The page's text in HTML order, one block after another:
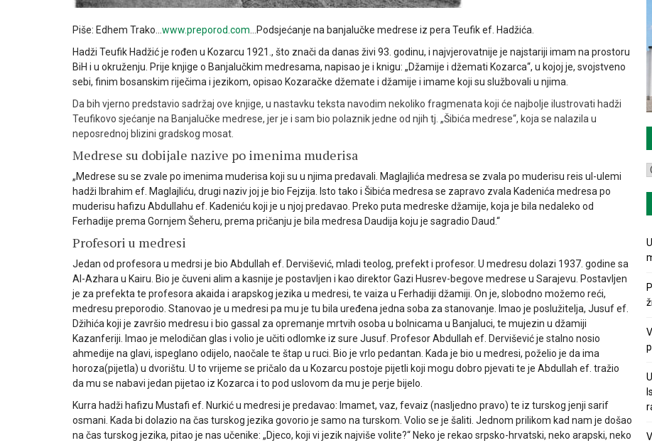
Piše: Edhem Trako… www.preporod.com …Podsjećanje na banjalučke medrese iz pera Teufik ef. Hadžića.
Hadži Teufik Hadžić je rođen u Kozarcu 1921., što znači da danas živi 93. godinu, i najvjerovatnije je najstariji imam na prostoru
BiH i u okruženju. Prije knjige o Banjalučkim medresama, napisao je i knigu: „Džamije i džemati Kozarca“, u kojoj je, svojstveno
sebi, finim bosanskim riječima i jezikom, opisao Kozaračke džemate i džamije i imame koji su službovali u njima.
Da bih vjerno predstavio sadržaj ove knjige, u nastavku teksta navodim nekoliko fragmenata koji će najbolje ilustrovati hadži
Teufikovo sjećanje na Banjalučke medrese, jer je i sam bio polaznik jedne od njih tj. „Šibića medrese“, koja se nalazila u
neposrednoj blizini gradskog mosat.
Medrese su dobijale nazive po imenima muderisa
„Medrese su se zvale po imenima muderisa koji su u njima predavali. Maglajlića medresa se zvala po muderisu reis ul-ulemi
hadži Ibrahim ef. Maglajliću, drugi naziv joj je bio Fejzija. Isto tako i Šibića medresa se zapravo zvala Kadenića medresa po
muderisu hafizu Abdullahu ef. Kadeniću koji je u njoj predavao. Preko puta medreske džamije, koja je bila nedaleko od
Ferhadije prema Gornjem Šeheru, prema pričanju je bila medresa Daudija koju je sagradio Daud.“
Profesori u medresi
Jedan od profesora u medrsi je bio Abdullah ef. Dervišević, mladi teolog, prefekt i profesor. U medresu dolazi 1937. godine sa
Al-Azhara u Kairu. Bio je čuveni alim a kasnije je postavljen i kao direktor Gazi Husrev-begove medrese u Sarajevu. Postavljen
je za prefekta te profesora akaida i arapskog jezika u medresi, te vaiza u Ferhadiji džamiji. On je, slobodno možemo reći,
medresu preporodio. Stanovao je u medresi pa mu je tu bila uređena jedna soba za stanovanje. Imao je poslužitelja, Jusuf ef.
Džihića koji je završio medresu i bio gassal za opremanje mrtvih osoba u bolnicama u Banjaluci, te mujezin u džamiji
Kazanferiji. Imao je melodičan glas i volio je učiti odlomke iz sure Jusuf. Profesor Abdullah ef. Dervišević je stalno nosio
ahmedije na glavi, ispeglano odijelo, naočale te štap u ruci. Bio je vrlo pedantan. Kada je bio u medresi, poželio je da ima
horoza(pijetla) u dvorištu. U to vrijeme se pričalo da u Kozarcu postoje pijetli koji mogu dobro pjevati te je Abdullah ef. tražio
da mu se nabavi jedan pijetao iz Kozarca i to pod uslovom da mu je perje bijelo.
Kurra hadži hafizu Mustafi ef. Nurkić u medresi je predavao: Imamet, vaz, fevaiz (nasljedno pravo) te iz turskog jenji sarif
osmani. Kada bi dolazio na čas turskog jezika govorio je samo na turskom. Volio se je šaliti. Jednom prilikom kad nam je došao
na čas turskog jezika, pitao je nas učenike: „Djeco, koji vi jezik najviše volite?“ Neko je rekao srpsko-hrvatski, neko arapski, neko